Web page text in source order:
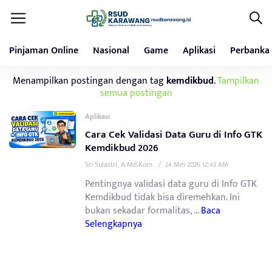
Pinjaman Online Nasional Game Aplikasi
Menampilkan postingan dengan tagkemdikbud.Tampilkan
semua postingan
Aplikasi
Cara Cek Validasi Data Guru di Info GTK
Kemdikbud 2026
Sri Sulastri, A.Md.Kom. / 24 Mei 2026 12:43 AM
Pentingnya validasi data guru di Info GTK
Kemdikbud tidak bisa diremehkan. Ini
bukan sekadar formalitas, ...Baca
Selengkapnya